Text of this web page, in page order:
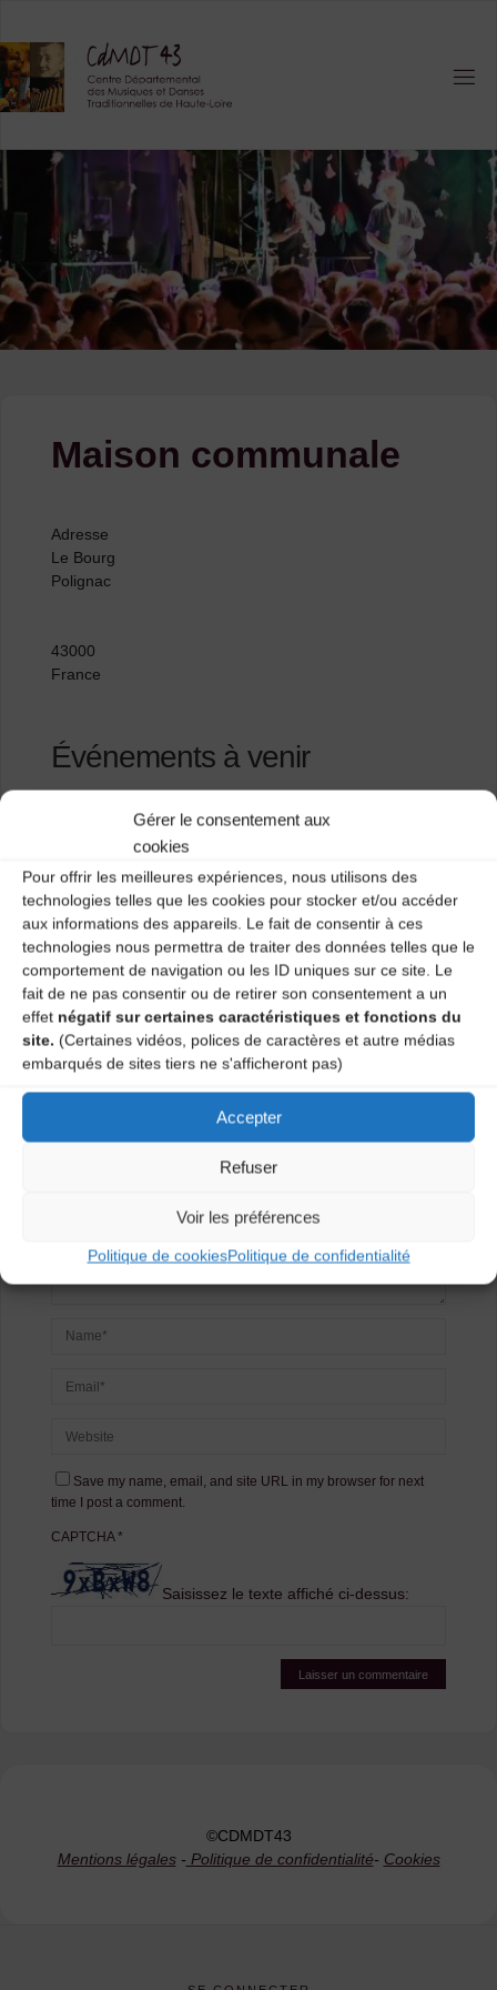
Gérer le consentement aux
cookies
Pour offrir les meilleures expériences, nous utilisons des
technologies telles que les cookies pour stocker et/ou accéder
aux informations des appareils. Le fait de consentir à ces
technologies nous permettra de traiter des données telles que le
comportement de navigation ou les ID uniques sur ce site. Le
fait de ne pas consentir ou de retirer son consentement a un
effet négatif sur certaines caractéristiques et fonctions du
site. (Certaines vidéos, polices de caractères et autre médias
embarqués de sites tiers ne s'afficheront pas)
Accepter
Refuser
Voir les préférences
Politique de cookiesPolitique de confidentialité
content
Maison communale
Adresse
Le Bourg
Polignac
43000
France
Événements à venir
<li>Aucun événement à cet emplacement</li>
Gîte des Sauvages
Laisser un
commentaire
obligatoires sont indiqués avec*
Save my name, email, and site URL in my browser for next
time I post a comment.
CAPTCHA*
Saisissez le texte affiché ci-dessus:
©CDMDT43
Mentions légales- Politique de confidentialité- Cookies